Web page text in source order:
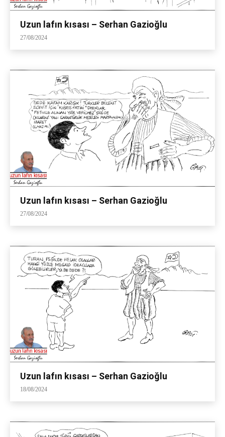
Uzun lafın kısası – Serhan Gazioğlu
27/08/2024
Uzun lafın kısası – Serhan Gazioğlu
27/08/2024
Uzun lafın kısası – Serhan Gazioğlu
18/08/2024